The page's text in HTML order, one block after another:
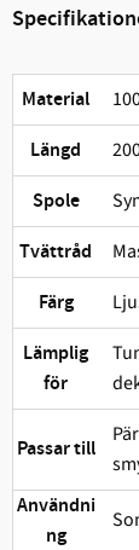
Material
Längd
Spole
Tvättråd
Färg
Lämplig
för
Passar till
Användni
ng